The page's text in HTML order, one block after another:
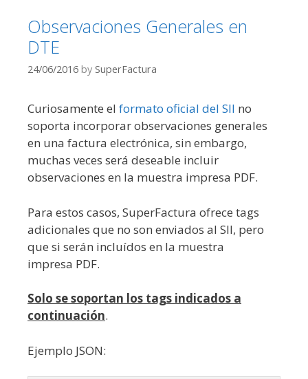
Observaciones Generales en
DTE
24/06/2016 by SuperFactura
Curiosamente el formato oficial del SII no
soporta incorporar observaciones generales
en una factura electrónica, sin embargo,
muchas veces será deseable incluir
observaciones en la muestra impresa PDF.
Para estos casos, SuperFactura ofrece tags
adicionales que no son enviados al SII, pero
que si serán incluídos en la muestra
impresa PDF.
Solo se soportan los tags indicados a
continuación.
Ejemplo JSON: